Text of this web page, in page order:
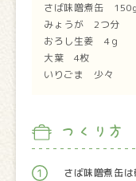
さば味噌煮缶 150g
みょうが 2つ分
おろし生姜 4ｇ
大葉 4枚
いりごま 少々
つくり方
さば味噌煮缶